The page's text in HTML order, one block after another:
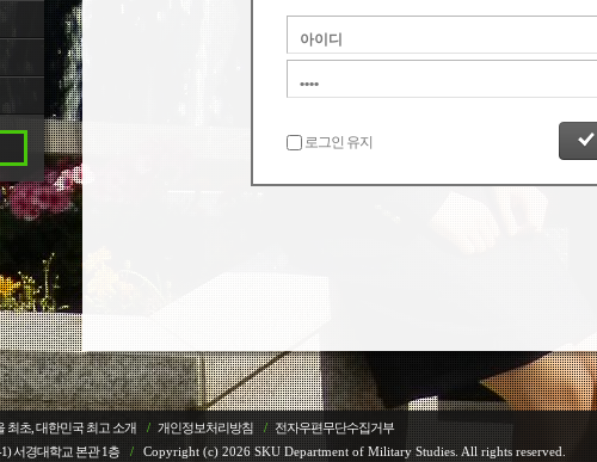
로그인 유지
최초, 대한민국 최고 소개 / 개인정보처리방침 /
전자우편무단수집거부
서경대학교본관 1층 / Copyright (c) 2026 SKU Department of Military Studies. All rights reserved.